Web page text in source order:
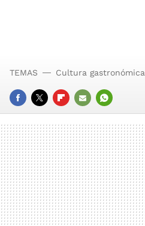
FACEBOOK
TWITTERFLIPBOARD
E-
MAIL
WHATSAPP
TEMAS Cultura gastronómica